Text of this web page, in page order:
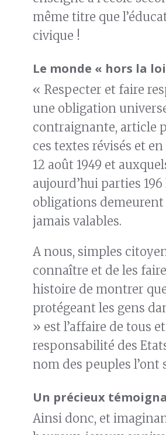
même titre que
civique !
Le monde « hors la loi
« Respecter et faire
une obligation
contraignante, article
ces textes révisés et
12 août 1949 et
aujourd’hui parties 196
obligations demeurent
jamais valables.
A nous, simples
connaître et de les
histoire de montrer
protégeant les gens
» est l’affaire de tous
responsabilité des
nom des peuples l’ont
Un précieux
Ainsi donc, et